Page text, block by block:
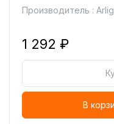
Производитель :
1 292 ₽
В